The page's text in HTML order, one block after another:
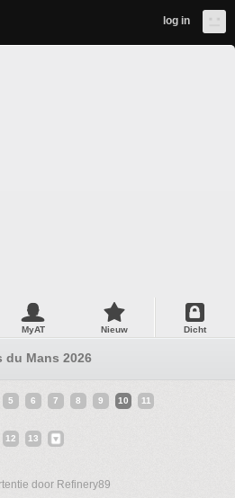
log in
MyAT Nieuw Dicht
du Mans 2026
5 6 7 8 9 10 11
12 13
door Refinery89